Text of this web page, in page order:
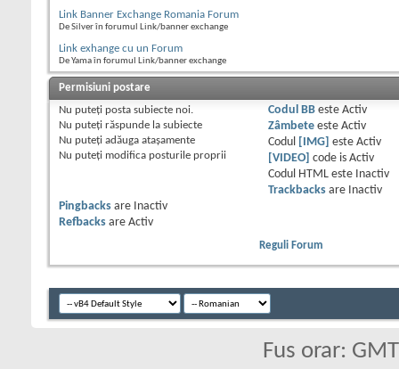
Link Banner Exchange Romania Forum
De Silver în forumul Link/banner exchange
Link exhange cu un Forum
De Yama în forumul Link/banner exchange
Permisiuni postare
Nu puteţi posta subiecte noi.
Nu puteţi răspunde la subiecte
Nu puteţi adăuga ataşamente
Nu puteţi modifica posturile proprii
Codul BBeste Activ
Zâmbeteeste Activ
Codul
[IMG] este Activ
[VIDEO]
code is Activ
Codul HTML este
Inactiv
Trackbacksare
Inactiv
Pingbacks are
Inactiv
Refbacks are Activ
Reguli Forum
Fus orar: